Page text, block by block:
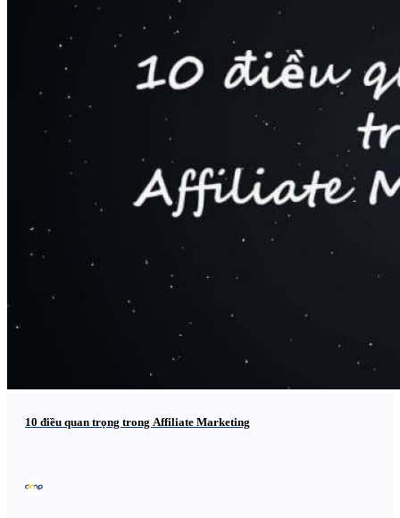
10 điều quan trọng trong Affiliate Marketing